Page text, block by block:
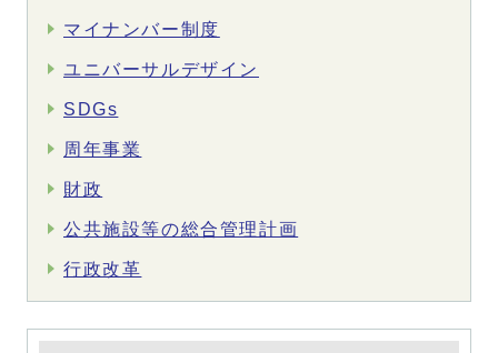
マイナンバー制度
ユニバーサルデザイン
SDGs
周年事業
財政
公共施設等の総合管理計画
行政改革